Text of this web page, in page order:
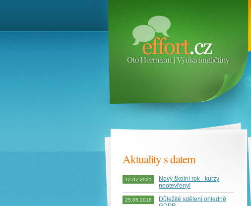
Aktuality s datem
12.07.2021
Nový školní rok - kurzy
neotevřeny!
25.05.2018
Důležité sdělení ohledně